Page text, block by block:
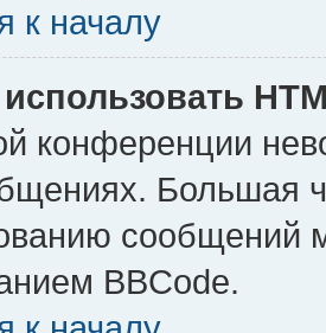
к началу
конференции
Большая
сообщений
BBCode.